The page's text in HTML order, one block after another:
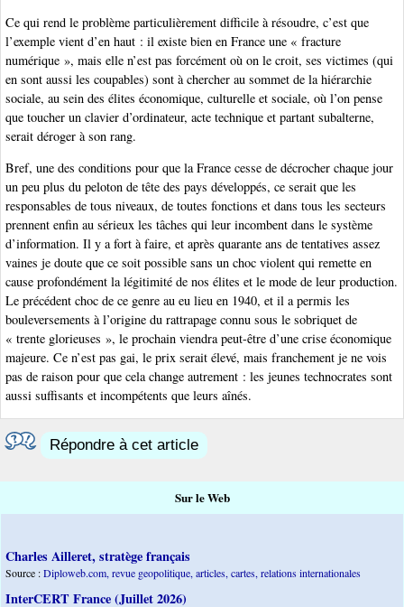
Ce qui rend le problème particulièrement difficile à résoudre, c’est que
l’exemple vient d’en haut : il existe bien en France une « fracture
numérique », mais elle n’est pas forcément où on le croit, ses victimes (qui
en sont aussi les coupables) sont à chercher au sommet de la hiérarchie
sociale, au sein des élites économique, culturelle et sociale, où l’on pense
que toucher un clavier d’ordinateur, acte technique et partant subalterne,
serait déroger à son rang.
Bref, une des conditions pour que la France cesse de décrocher chaque jour
un peu plus du peloton de tête des pays développés, ce serait que les
responsables de tous niveaux, de toutes fonctions et dans tous les secteurs
prennent enfin au sérieux les tâches qui leur incombent dans le système
d’information. Il y a fort à faire, et après quarante ans de tentatives assez
vaines je doute que ce soit possible sans un choc violent qui remette en
cause profondément la légitimité de nos élites et le mode de leur production.
Le précédent choc de ce genre au eu lieu en 1940, et il a permis les
bouleversements à l’origine du rattrapage connu sous le sobriquet de
« trente glorieuses », le prochain viendra peut-être d’une crise économique
majeure. Ce n’est pas gai, le prix serait élevé, mais franchement je ne vois
pas de raison pour que cela change autrement : les jeunes technocrates sont
aussi suffisants et incompétents que leurs aînés.
Répondre à cet article
Sur le Web
Charles Ailleret, stratège français
Source :Diploweb.com, revue geopolitique, articles, cartes, relations internationales
InterCERT France (Juillet 2026)